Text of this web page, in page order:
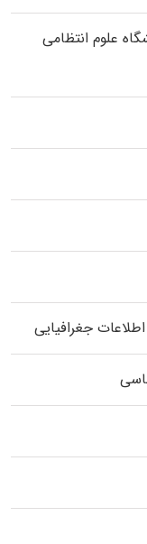
ﻋﻠﻮم انتظامی
جغرافیایی